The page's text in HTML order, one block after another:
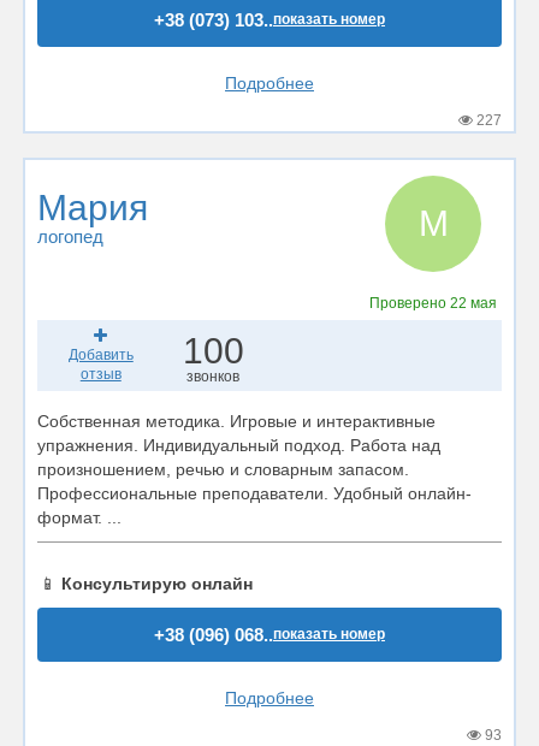
+38 (073) 103..показать номер
Подробнее
227
Мария
логопед М
Проверено22 мая
Добавить
отзыв
100
звонков
Собственная методика. Игровые и интерактивные
упражнения. Индивидуальный подход. Работа над
произношением, речью и словарным запасом.
Профессиональные преподаватели. Удобный онлайн-
формат. ...
📱 Консультирую онлайн
+38 (096) 068..показать номер
Подробнее
93